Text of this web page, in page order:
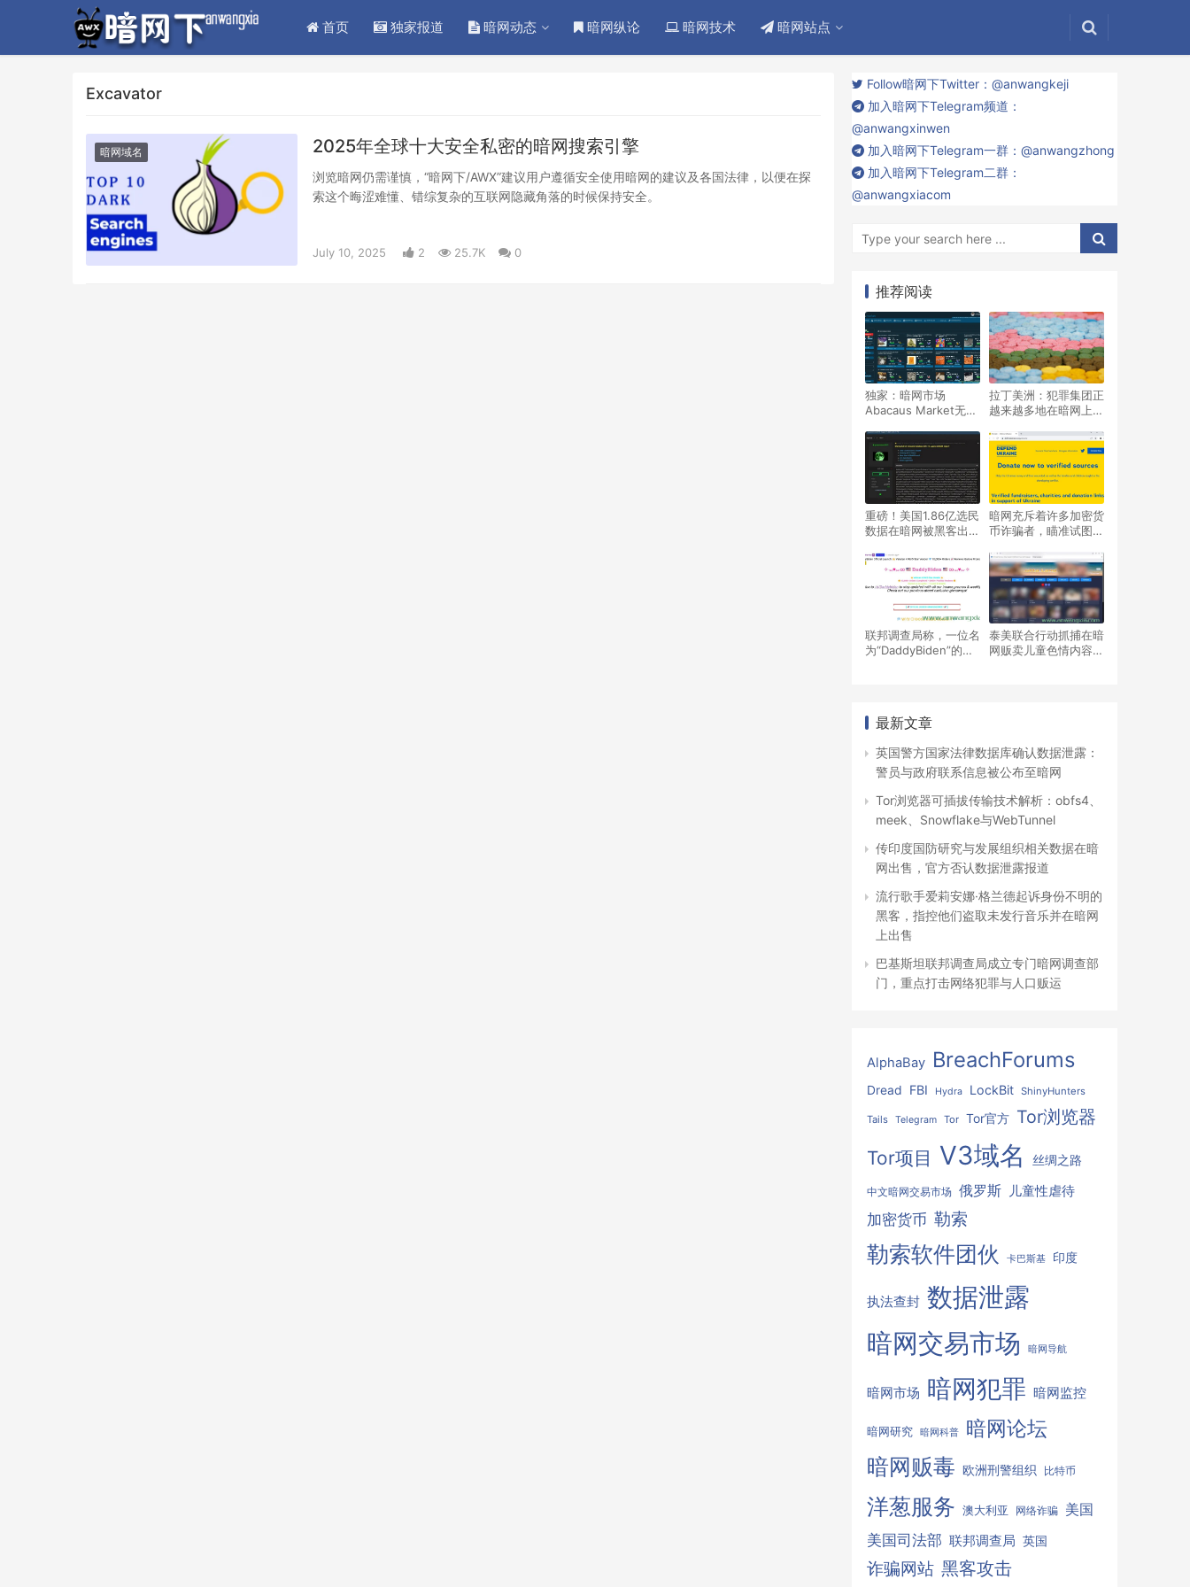
首页 独家报道 暗网动态 暗网纵论 暗网技术 暗网站点
Excavator
暗网域名 2025年全球十大安全私密的暗网搜索引擎
浏览暗网仍需谨慎，“暗网下/AWX”建议用户遵循安全使用暗网的建议及各国法律，以便在探
索这个晦涩难懂、错综复杂的互联网隐藏角落的时候保持安全。
July 10, 2025 2 25.7K 0
Follow暗网下Twitter：@anwangkeji
加入暗网下Telegram频道：
@anwangxinwen
加入暗网下Telegram一群：@anwangzhong
加入暗网下Telegram二群：
@anwangxiacom
推荐阅读
独家：暗网市场
Abacaus Market无法
出骗局
拉丁美洲：犯罪集团正
越来越多地在暗网上销
重磅！美国1.86亿选民
数据在暗网被黑客出
暗网充斥着许多加密货
币诈骗者，瞄准试图捐
诈骗
联邦调查局称，一位名
为“DaddyBiden”的暗
泰美联合行动抓捕在暗
网贩卖儿童色情内容的
最新文章
英国警方国家法律数据库确认数据泄露：
警员与政府联系信息被公布至暗网
Tor浏览器可插拔传输技术解析：obfs4、
meek、Snowflake与WebTunnel
传印度国防研究与发展组织相关数据在暗
网出售，官方否认数据泄露报道
流行歌手爱莉安娜·格兰德起诉身份不明的
黑客，指控他们盗取未发行音乐并在暗网
上出售
巴基斯坦联邦调查局成立专门暗网调查部
门，重点打击网络犯罪与人口贩运
AlphaBay BreachForums
Dread FBI Hydra LockBit ShinyHunters
Tails Telegram Tor Tor官方 Tor浏览器
Tor项目 V3域名 丝绸之路
中文暗网交易市场 俄罗斯 儿童性虐待
加密货币 勒索
勒索软件团伙 卡巴斯基 印度
执法查封 数据泄露
暗网交易市场
暗网导航
暗网市场 暗网犯罪 暗网监控
暗网研究 暗网科普 暗网论坛
暗网贩毒 欧洲刑警组织 比特币
洋葱服务 澳大利亚 网络诈骗 美国
美国司法部 联邦调查局 英国
诈骗网站 黑客攻击